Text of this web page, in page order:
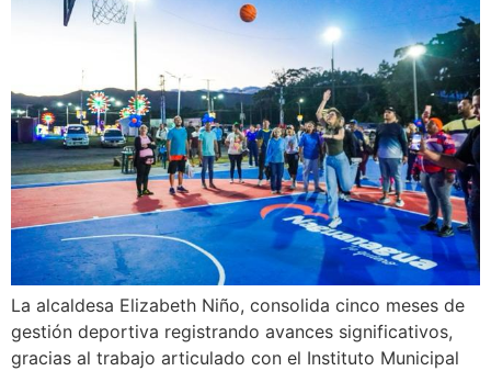
La alcaldesa Elizabeth Niño, consolida cinco meses de
gestión deportiva registrando avances significativos,
gracias al trabajo articulado con el Instituto Municipal